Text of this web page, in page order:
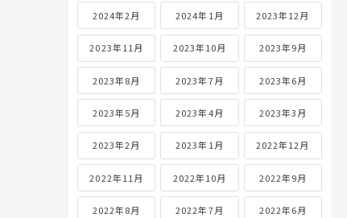
2024年2月 2024年1月 2023年12月
2023年11月 2023年10月 2023年9月
2023年8月 2023年7月 2023年6月
2023年5月 2023年4月 2023年3月
2023年2月 2023年1月 2022年12月
2022年11月 2022年10月 2022年9月
2022年8月 2022年7月 2022年6月